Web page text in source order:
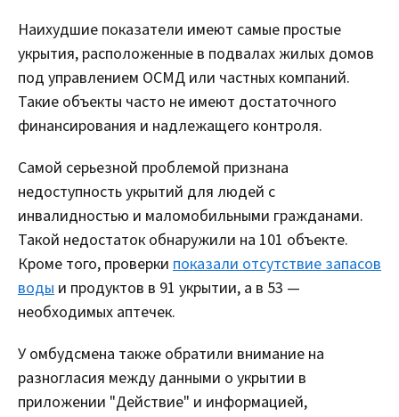
Наихудшие показатели имеют самые простые
укрытия, расположенные в подвалах жилых домов
под управлением ОСМД или частных компаний.
Такие объекты часто не имеют достаточного
финансирования и надлежащего контроля.
Самой серьезной проблемой признана
недоступность укрытий для людей с
инвалидностью и маломобильными гражданами.
Такой недостаток обнаружили на 101 объекте.
Кроме того, проверки показали отсутствие запасов
воды и продуктов в 91 укрытии, а в 53 —
необходимых аптечек.
У омбудсмена также обратили внимание на
разногласия между данными о укрытии в
приложении "Действие" и информацией,